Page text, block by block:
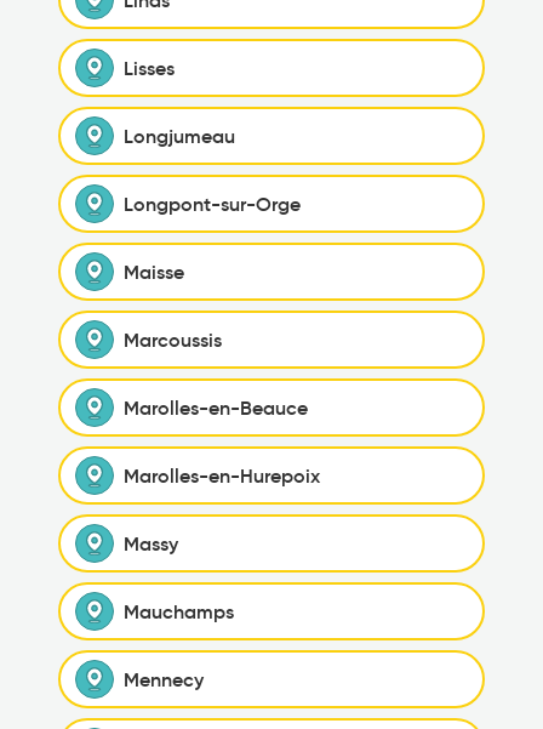
Lisses
Longjumeau
Longpont-sur-Orge
Maisse
Marcoussis
Marolles-en-Beauce
Marolles-en-Hurepoix
Massy
Mauchamps
Mennecy